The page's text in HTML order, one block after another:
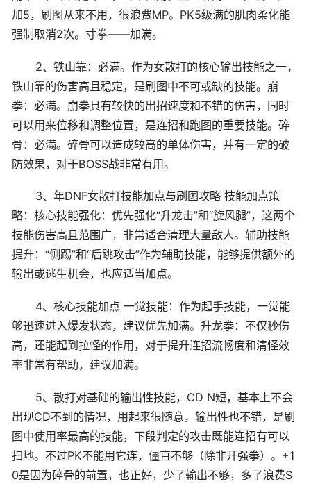
加5，刷图从来不用，很浪费MP。PK5级满的肌肉柔化能
强制取消2次。寸拳——加满。
2、铁山靠：必满。作为女散打的核心输出技能之一，
铁山靠的伤害高且稳定，是刷图中不可或缺的技能。崩
拳：必满。崩拳具有较快的出招速度和不错的伤害，同时
可以用来位移和调整位置，是连招和跑图的重要技能。碎
骨：必满。碎骨可以造成较高的单体伤害，并有一定的破
防效果，对于BOSS战非常有用。
3、年DNF女散打技能加点与刷图攻略 技能加点策
略：核心技能强化：优先强化“升龙击”和“旋风腿”，这两个
技能伤害高且范围广，非常适合清理大量敌人。辅助技能
提升：“侧踢”和“后跳攻击”作为辅助技能，能够提供额外的
输出或逃生机会，也应适当加点。
4、核心技能加点 一觉技能：作为起手技能，一觉能
够迅速进入爆发状态，建议优先加满。升龙拳：不仅秒伤
高，还能起到拉怪的作用，对于提升连招流畅度和清怪效
率非常有帮助，建议加满。
5、散打对基础的输出性技能，CD N短，基本上不会
出现CD不到的情况，用起来很随意，输出性也不错，是刷
图中使用率最高的技能，下段判定的攻击既能连招有可以
扫地。不过PK不能用它连，僵直不够（除非开强拳）。+1
0是因为碎骨的前置，也正好，少了输出不够，多了浪费S